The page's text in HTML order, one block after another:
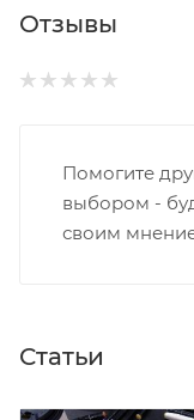
Отзывы
Помогите
выбором -
своим
Статьи